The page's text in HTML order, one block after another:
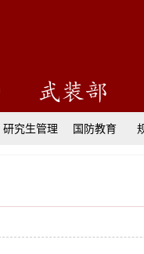
研究生管理 国防教育